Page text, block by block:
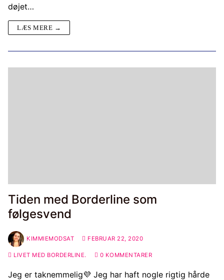
døjet…
LÆS MERE →
Tiden med Borderline som
følgesvend
KIMMIEMODSAT FEBRUAR 22, 2020
LIVET MED BORDERLINE. 0 KOMMENTARER
Jeg er taknemmelig💜 Jeg har haft nogle rigtig hårde